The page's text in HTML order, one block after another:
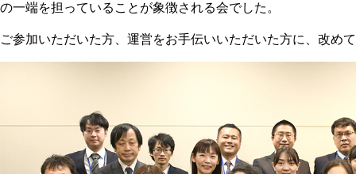
の一端を担っていることが象徴される会でした。
ご参加いただいた方、運営をお手伝いいただいた方に、改め